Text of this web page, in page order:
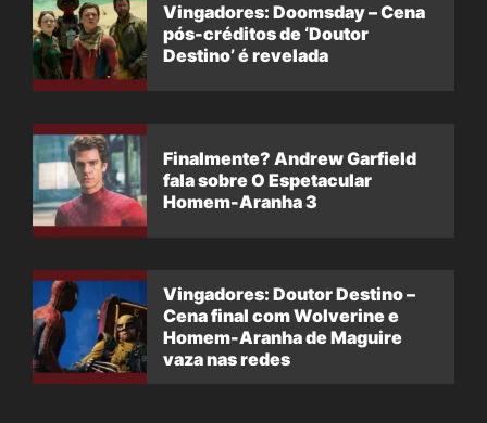
Vingadores: Doomsday – Cena
pós-créditos de ‘Doutor
Destino’ é revelada
Finalmente? Andrew Garfield
fala sobre O Espetacular
Homem-Aranha 3
Vingadores: Doutor Destino –
Cena final com Wolverine e
Homem-Aranha de Maguire
vaza nas redes